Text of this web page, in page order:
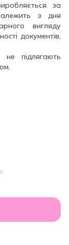
за
з дня
вигляду
документів,
підлягають